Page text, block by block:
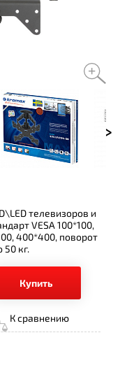
телевизоров и
VESA 100*100,
400*400, поворот
50 кг.
Купить
К сравнению